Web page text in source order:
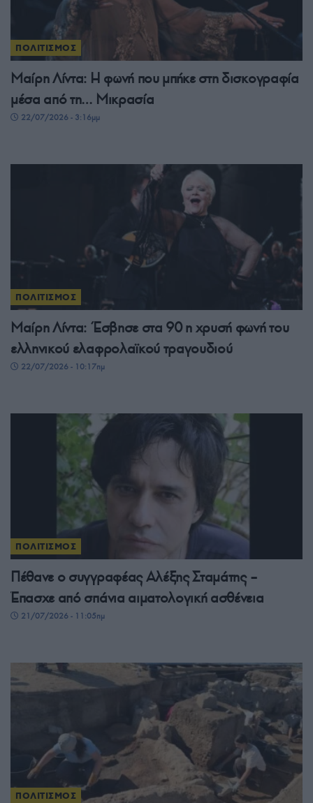
ΠΟΛΙΤΙΣΜΟΣ
Μαίρη Λίντα: Η φωνή που μπήκε στη δισκογραφία
μέσα από τη… Μικρασία
22/07/2026 - 3:16μμ
ΠΟΛΙΤΙΣΜΟΣ
Μαίρη Λίντα: Έσβησε στα 90 η χρυσή φωνή του
ελληνικού ελαφρολαϊκού τραγουδιού
22/07/2026 - 10:17πμ
ΠΟΛΙΤΙΣΜΟΣ
Πέθανε ο συγγραφέας Αλέξης Σταμάτης –
Έπασχε από σπάνια αιματολογική ασθένεια
21/07/2026 - 11:05πμ
ΠΟΛΙΤΙΣΜΟΣ